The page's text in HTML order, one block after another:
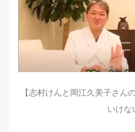
【志村けんと岡江久美子さん
いけな